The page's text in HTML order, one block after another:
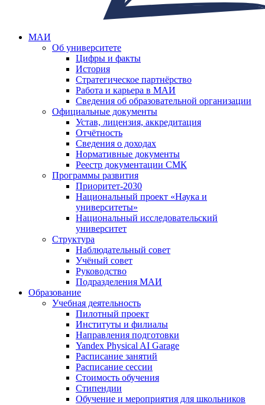
МАИ
Об университете
Цифры и факты
История
Стратегическое партнёрство
Работа и карьера в МАИ
Сведения об образовательной организации
Официальные документы
Устав, лицензия, аккредитация
Отчётность
Сведения о доходах
Нормативные документы
Реестр документации СМК
Программы развития
Приоритет-2030
Национальный проект «Наука и
университеты»
Национальный исследовательский
университет
Структура
Наблюдательный совет
Учёный совет
Руководство
Подразделения МАИ
Образование
Учебная деятельность
Пилотный проект
Институты и филиалы
Направления подготовки
Yandex Physical AI Garage
Расписание занятий
Расписание сессии
Стоимость обучения
Стипендии
Обучение и мероприятия для школьников